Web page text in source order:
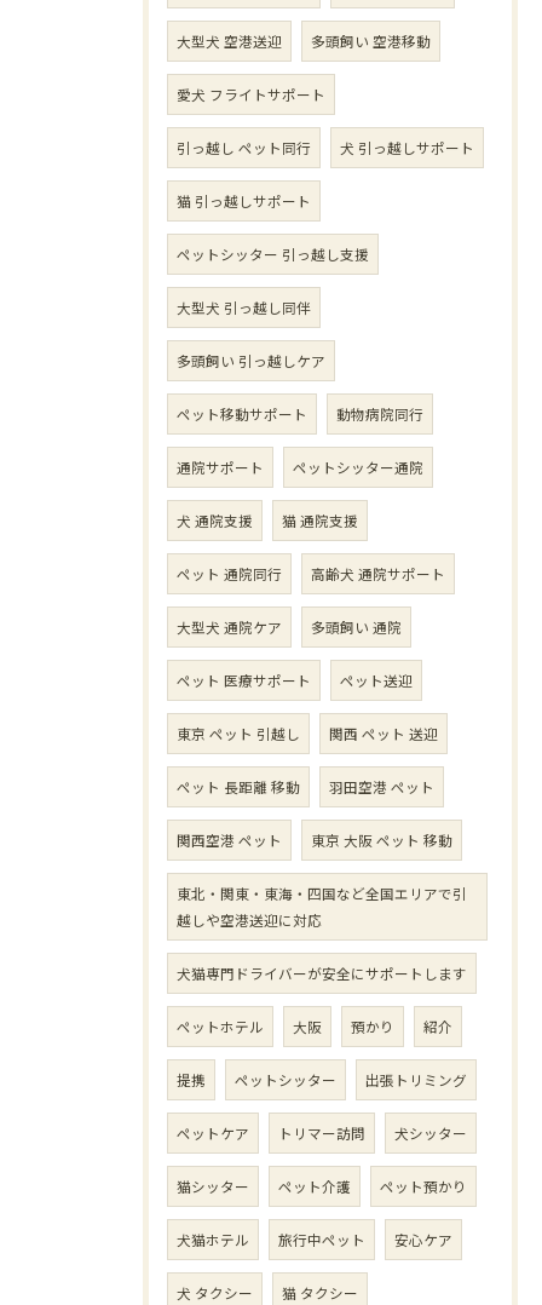
大型犬 空港送迎 多頭飼い 空港移動
愛犬 フライトサポート
引っ越し ペット同行 犬 引っ越しサポート
猫 引っ越しサポート
ペットシッター 引っ越し支援
大型犬 引っ越し同伴
多頭飼い 引っ越しケア
ペット移動サポート 動物病院同行
通院サポート ペットシッター通院
犬 通院支援 猫 通院支援
ペット 通院同行 高齢犬 通院サポート
大型犬 通院ケア 多頭飼い 通院
ペット 医療サポート ペット送迎
東京 ペット 引越し 関西 ペット 送迎
ペット 長距離 移動 羽田空港 ペット
関西空港 ペット 東京 大阪 ペット 移動
東北・関東・東海・四国など全国エリアで引
越しや空港送迎に対応
犬猫専門ドライバーが安全にサポートします
ペットホテル 大阪 預かり 紹介
提携 ペットシッター 出張トリミング
ペットケア トリマー訪問 犬シッター
猫シッター ペット介護 ペット預かり
犬猫ホテル 旅行中ペット 安心ケア
犬 タクシー 猫 タクシー